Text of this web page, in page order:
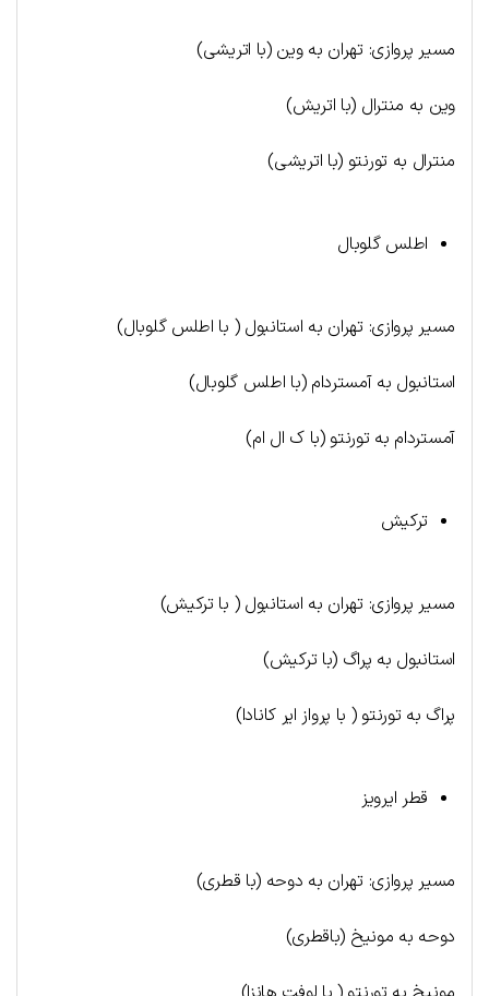
مسیر پروازی: تهران به وین (با اتریشی)
وین به منترال (با اتریش)
منترال به تورنتو (با اتریشی)
اطلس گلوبال
مسیر پروازی: تهران به استانبول ( با اطلس گلوبال)
استانبول به آمستردام (با اطلس گلوبال)
آمستردام به تورنتو (با ک ال ام)
ترکیش
مسیر پروازی: تهران به استانبول ( با ترکیش)
استانبول به پراگ (با ترکیش)
پراگ به تورنتو ( با پرواز ایر کانادا)
قطر ایرویز
مسیر پروازی: تهران به دوحه (با قطری)
دوحه به مونیخ (باقطری)